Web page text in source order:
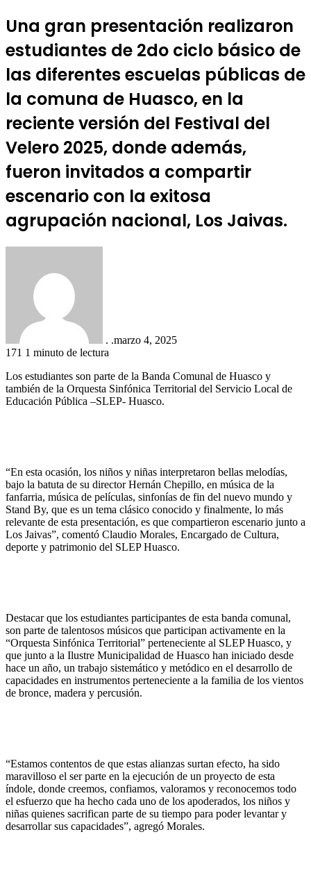
Una gran presentación realizaron
estudiantes de 2do ciclo básico de
las diferentes escuelas públicas de
la comuna de Huasco, en la
reciente versión del Festival del
Velero 2025, donde además,
fueron invitados a compartir
escenario con la exitosa
agrupación nacional, Los Jaivas.
. .marzo 4, 2025
171 1 minuto de lectura
Los estudiantes son parte de la Banda Comunal de Huasco y
también de la Orquesta Sinfónica Territorial del Servicio Local de
Educación Pública –SLEP- Huasco.
“En esta ocasión, los niños y niñas interpretaron bellas melodías,
bajo la batuta de su director Hernán Chepillo, en música de la
fanfarria, música de películas, sinfonías de fin del nuevo mundo y
Stand By, que es un tema clásico conocido y finalmente, lo más
relevante de esta presentación, es que compartieron escenario junto a
Los Jaivas”, comentó Claudio Morales, Encargado de Cultura,
deporte y patrimonio del SLEP Huasco.
Destacar que los estudiantes participantes de esta banda comunal,
son parte de talentosos músicos que participan activamente en la
“Orquesta Sinfónica Territorial” perteneciente al SLEP Huasco, y
que junto a la Ilustre Municipalidad de Huasco han iniciado desde
hace un año, un trabajo sistemático y metódico en el desarrollo de
capacidades en instrumentos perteneciente a la familia de los vientos
de bronce, madera y percusión.
“Estamos contentos de que estas alianzas surtan efecto, ha sido
maravilloso el ser parte en la ejecución de un proyecto de esta
índole, donde creemos, confiamos, valoramos y reconocemos todo
el esfuerzo que ha hecho cada uno de los apoderados, los niños y
niñas quienes sacrifican parte de su tiempo para poder levantar y
desarrollar sus capacidades”, agregó Morales.